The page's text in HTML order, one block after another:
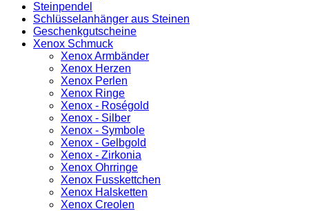
Steinpendel
Schlüsselanhänger aus Steinen
Geschenkgutscheine
Xenox Schmuck
Xenox Armbänder
Xenox Herzen
Xenox Perlen
Xenox Ringe
Xenox - Roségold
Xenox - Silber
Xenox - Symbole
Xenox - Gelbgold
Xenox - Zirkonia
Xenox Ohrringe
Xenox Fusskettchen
Xenox Halsketten
Xenox Creolen